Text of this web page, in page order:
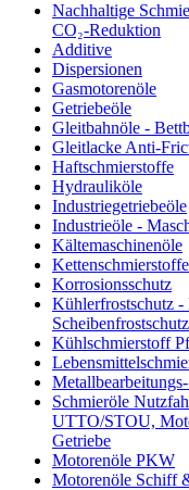
Nachhaltige
CO₂-Reduktion
Additive
Dispersionen
Gasmotorenöle
Getriebeöle
Gleitbahnöle -
Gleitlacke Anti-
Haftschmierstoffe
Hydrauliköle
Industriegetriebeöle
Industrieöle -
Kältemaschinenöle
Kettenschmierstoffe
Korrosionsschutz
Kühlerfrostschutz
Scheibenfrostschutz
Kühlschmierstoff
Schmieröle
UTTO/STOU,
Getriebe
Motorenöle PKW
Motorenöle Schiff